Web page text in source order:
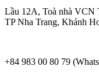
Lầu 12A, Toà nhà VCN
TP Nha Trang, Khánh
+84 983 00 80 79